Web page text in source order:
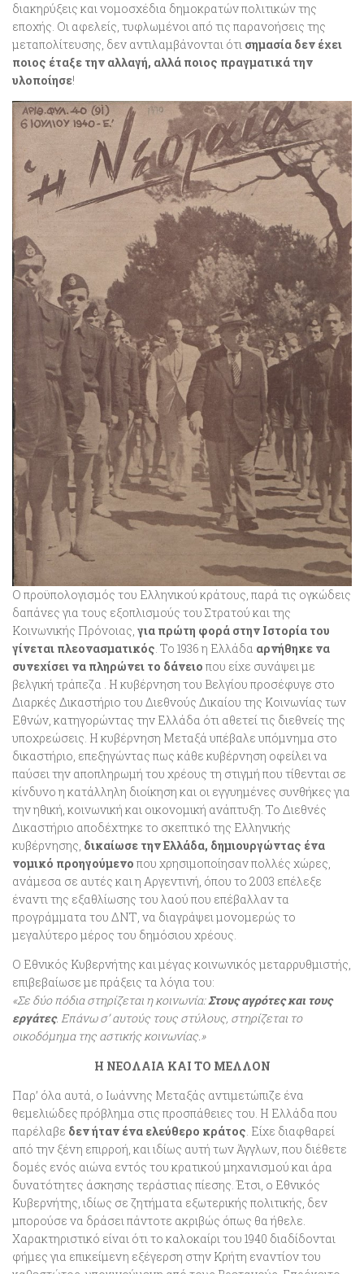
διακηρύξεις και νομοσχέδια δημοκρατών πολιτικών της
εποχής. Οι αφελείς, τυφλωμένοι από τις παρανοήσεις της
μεταπολίτευσης, δεν αντιλαμβάνονται ότι σημασία δεν έχει
ποιος έταξε την αλλαγή, αλλά ποιος πραγματικά την
υλοποίησε!
Ο προϋπολογισμός του Ελληνικού κράτους, παρά τις ογκώδεις
δαπάνες για τους εξοπλισμούς του Στρατού και της
Κοινωνικής Πρόνοιας, για πρώτη φορά στην Ιστορία του
γίνεται πλεονασματικός. Το 1936 η Ελλάδα αρνήθηκε να
συνεχίσει να πληρώνει το δάνειο που είχε συνάψει με
βελγική τράπεζα . Η κυβέρνηση του Βελγίου προσέφυγε στο
Διαρκές Δικαστήριο του Διεθνούς Δικαίου της Κοινωνίας των
Εθνών, κατηγορώντας την Ελλάδα ότι αθετεί τις διεθνείς της
υποχρεώσεις. Η κυβέρνηση Μεταξά υπέβαλε υπόμνημα στο
δικαστήριο, επεξηγώντας πως κάθε κυβέρνηση οφείλει να
παύσει την αποπληρωμή του χρέους τη στιγμή που τίθενται σε
κίνδυνο η κατάλληλη διοίκηση και οι εγγυημένες συνθήκες για
την ηθική, κοινωνική και οικονομική ανάπτυξη. Το Διεθνές
Δικαστήριο αποδέχτηκε το σκεπτικό της Ελληνικής
κυβέρνησης, δικαίωσε την Ελλάδα, δημιουργώντας ένα
νομικό προηγούμενο που χρησιμοποίησαν πολλές χώρες,
ανάμεσα σε αυτές και η Αργεντινή, όπου το 2003 επέλεξε
έναντι της εξαθλίωσης του λαού που επέβαλλαν τα
προγράμματα του ΔΝΤ, να διαγράψει μονομερώς το
μεγαλύτερο μέρος του δημόσιου χρέους.
Ο Εθνικός Κυβερνήτης και μέγας κοινωνικός μεταρρυθμιστής,
επιβεβαίωσε με πράξεις τα λόγια του:
«Σε δύο πόδια στηρίζεται η κοινωνία:Στους αγρότες και τους
εργάτες. Επάνω σ’ αυτούς τους στύλους, στηρίζεται το
οικοδόμημα της αστικής κοινωνίας.»
Η ΝΕΟΛΑΙΑ ΚΑΙ ΤΟ ΜΕΛΛΟΝ
Παρ’ όλα αυτά, ο Ιωάννης Μεταξάς αντιμετώπιζε ένα
θεμελιώδες πρόβλημα στις προσπάθειες του. Η Ελλάδα που
παρέλαβε δεν ήταν ένα ελεύθερο κράτος . Είχε διαφθαρεί
από την ξένη επιρροή, και ιδίως αυτή των Άγγλων, που διέθετε
δομές ενός αιώνα εντός του κρατικού μηχανισμού και άρα
δυνατότητες άσκησης τεράστιας πίεσης. Έτσι, ο Εθνικός
Κυβερνήτης, ιδίως σε ζητήματα εξωτερικής πολιτικής, δεν
μπορούσε να δράσει πάντοτε ακριβώς όπως θα ήθελε.
Χαρακτηριστικό είναι ότι το καλοκαίρι του 1940 διαδίδονται
φήμες για επικείμενη εξέγερση στην Κρήτη εναντίον του